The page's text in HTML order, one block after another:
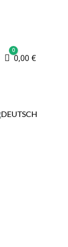
Warenkorb
0
0,00 €